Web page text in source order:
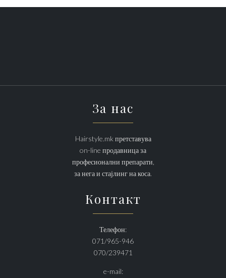
За нас
Hairstyle.mk претставува
on-line продавница за
професионални препарати,
за нега и стајлинг на коса.
Контакт
Телефон:
071/965-946
070/239471
e-mail: